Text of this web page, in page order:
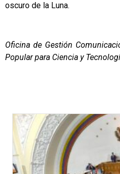
oscuro de la Luna.
Oficina de Gestión
Popular para Ciencia y